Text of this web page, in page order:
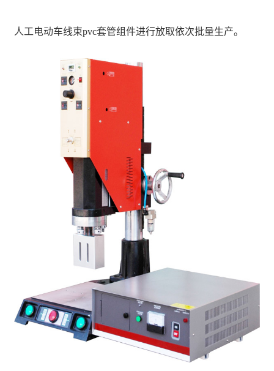
人工电动车线束pvc套管组件进行放取依次批量生产。